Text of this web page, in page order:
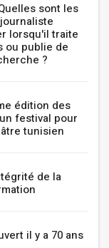
sont les
lorsqu'il traite
ou publie de
?
édition des
festival pour
tunisien
de la
il y a 70 ans